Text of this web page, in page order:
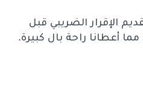
الإقرار الضريبي قبل
أعطانا راحة بال كبيرة.